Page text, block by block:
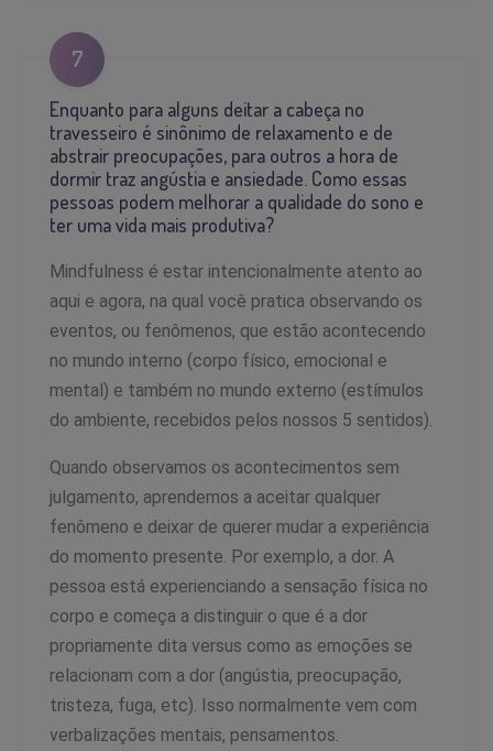
7
Enquanto para alguns deitar a cabeça no
travesseiro é sinônimo de relaxamento e de
abstrair preocupações, para outros a hora de
dormir traz angústia e ansiedade. Como essas
pessoas podem melhorar a qualidade do sono e
ter uma vida mais produtiva?
Mindfulness é estar intencionalmente atento ao
aqui e agora, na qual você pratica observando os
eventos, ou fenômenos, que estão acontecendo
no mundo interno (corpo físico, emocional e
mental) e também no mundo externo (estímulos
do ambiente, recebidos pelos nossos 5 sentidos).
Quando observamos os acontecimentos sem
julgamento, aprendemos a aceitar qualquer
fenômeno e deixar de querer mudar a experiência
do momento presente. Por exemplo, a dor. A
pessoa está experienciando a sensação física no
corpo e começa a distinguir o que é a dor
propriamente dita versus como as emoções se
relacionam com a dor (angústia, preocupação,
tristeza, fuga, etc). Isso normalmente vem com
verbalizações mentais, pensamentos.